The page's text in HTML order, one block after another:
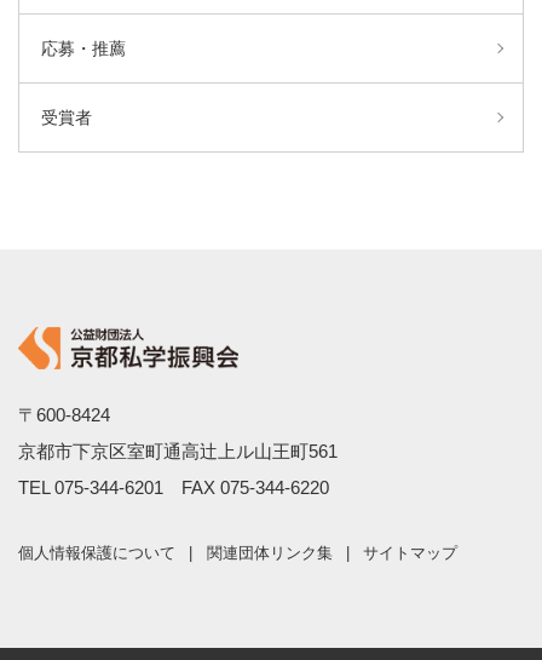
応募・推薦
受賞者
〒600-8424
京都市下京区室町通高辻上ル山王町561
TEL 075-344-6201 FAX 075-344-6220
個人情報保護について 関連団体リンク集 サイトマップ